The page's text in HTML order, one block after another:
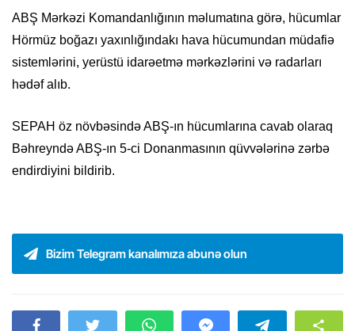
ABŞ Mərkəzi Komandanlığının məlumatına görə, hücumlar
Hörmüz boğazı yaxınlığındakı hava hücumundan müdafiə
sistemlərini, yerüstü idarəetmə mərkəzlərini və radarları
hədəf alıb.
SEPAH öz növbəsində ABŞ-ın hücumlarına cavab olaraq
Bəhreyndə ABŞ-ın 5-ci Donanmasının qüvvələrinə zərbə
endirdiyini bildirib.
Bizim Telegram kanalımıza abunə olun